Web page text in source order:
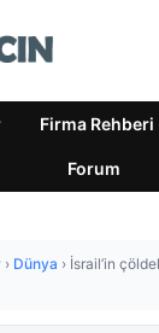
Firma Rehberi
Forum
› Dünya › İsrail’in